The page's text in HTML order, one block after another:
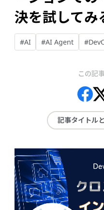
決を試してみ
#AI #AI Agent
この記
記事タイトル